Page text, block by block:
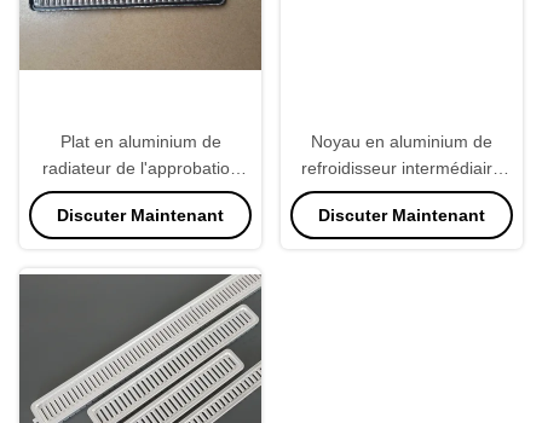
Plat en aluminium de
radiateur de l'approbation
3003 de la CE, couleur
blanche de pièces de
Discuter Maintenant
Noyau en aluminium de
refroidisseur intermédiaire
d'aileron de norme de l'OIN
de haute qualité
Discuter Maintenant